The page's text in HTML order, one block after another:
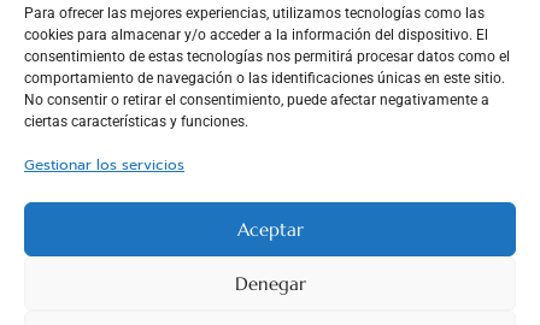
Para ofrecer las mejores experiencias, utilizamos tecnologías como las
cookies para almacenar y/o acceder a la información del dispositivo. El
consentimiento de estas tecnologías nos permitirá procesar datos como el
comportamiento de navegación o las identificaciones únicas en este sitio.
No consentir o retirar el consentimiento, puede afectar negativamente a
ciertas características y funciones.
Gestionar los servicios
Aceptar
Denegar
NUESTROS SERVICIOS
SPA MASAJES ESTÉTICA FISIOTERAPIA
DEPILACIÓN LÁSER
Copyright © 2025